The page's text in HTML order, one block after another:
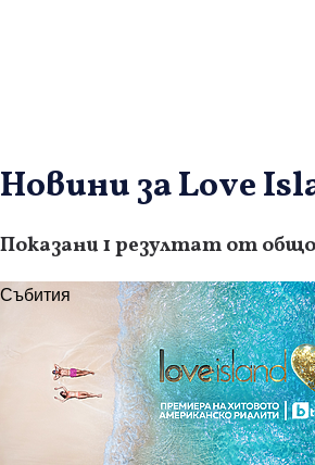
Новини за Love
Показани 1 резултат от общо
Събития